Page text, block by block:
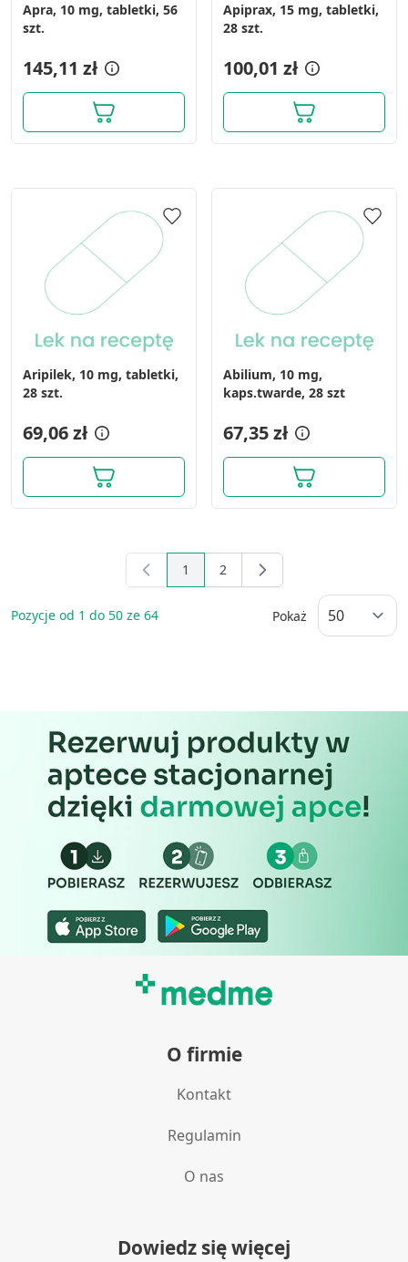
Apra, 10 mg, tabletki, 56
szt.
145,11 zł
Apiprax, 15 mg, tabletki,
28 szt.
100,01 zł
Aripilek, 10 mg, tabletki,
28 szt.
69,06 zł
Abilium, 10 mg,
kaps.twarde, 28 szt
67,35 zł
Pozycje od 1 do 50 ze 64
You're currently reading page
1 Page
2
Pokaż
O firmie
Kontakt
Regulamin
O nas
Dowiedz się więcej